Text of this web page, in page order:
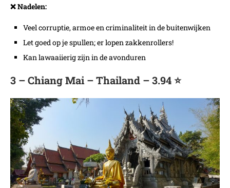
❌ Nadelen:
Veel corruptie, armoe en criminaliteit in de buitenwijken
Let goed op je spullen; er lopen zakkenrollers!
Kan lawaaiierig zijn in de avonduren
3 – Chiang Mai – Thailand – 3.94 ⭐️